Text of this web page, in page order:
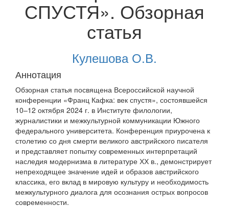
СПУСТЯ». Обзорная
статья
Кулешова О.В.
Аннотация
Обзорная статья посвящена Всероссийской научной
конференции «Франц Кафка: век спустя», состоявшейся
10–12 октября 2024 г. в Институте филологии,
журналистики и межкультурной коммуникации Южного
федерального университета. Конференция приурочена к
столетию со дня смерти великого австрийского писателя
и представляет попытку современных интерпретаций
наследия модернизма в литературе ХХ в., демонстрирует
непреходящее значение идей и образов австрийского
классика, его вклад в мировую культуру и необходимость
межкультурного диалога для осознания острых вопросов
современности.